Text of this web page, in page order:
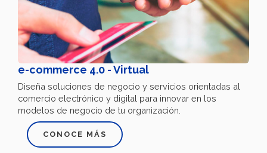
e-commerce 4.0 - Virtual
Diseña soluciones de negocio y servicios orientadas al
comercio electrónico y digital para innovar en los
modelos de negocio de tu organización.
CONOCE MÁS